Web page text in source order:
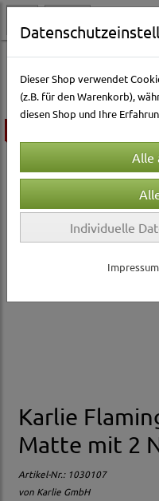
Hundewelt Hundenäpfe &
Karlie
Matte mit 2
Artikel-Nr.: 1030107
von Karlie GmbH
Dieser Shop verwendet
(z.B. für den Warenkorb),
diesen Shop und Ihre
Individuelle
Impressum